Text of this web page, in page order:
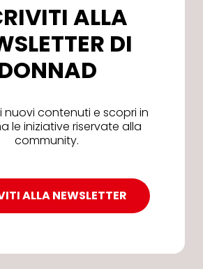
ALLA
DI
nuovi contenuti e scopri in
le iniziative riservate alla
community.
ALLA NEWSLETTER